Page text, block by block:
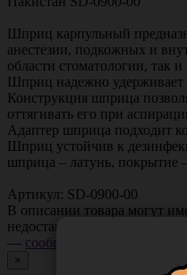
Шприц карпульный
анестезии, подкожных и
области стоматологии, так
Шприц надежно удерживает
Конструкция шприца
оттягивать его при
Адаптер шприца подходит
Шприц устойчив к
шприца – латунь, покрытие
Артикул: SD-0900-00
В описании товара могут
недостающая информация.
— сообщите нам
×